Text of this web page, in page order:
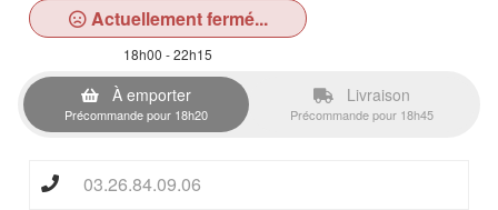
Actuellement fermé...
18h00 - 22h15
À emporter
Précommande pour 18h20
Livraison
Précommande pour 18h45
03.26.84.09.06